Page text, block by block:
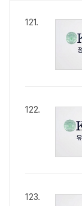
121.
122.
123.